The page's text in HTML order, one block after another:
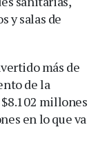
y salas de
más de
de la
millones
en lo que va